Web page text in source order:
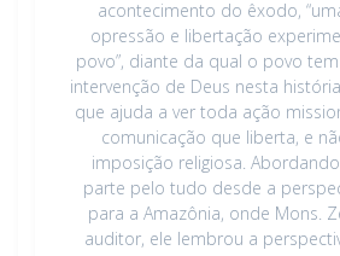
acontecimento do êxodo,
opressão e libertação
povo”, diante da qual o povo
intervenção de Deus nesta
que ajuda a ver toda ação
comunicação que liberta, e
imposição religiosa.
parte pelo tudo desde a
para a Amazônia, onde Mons.
auditor, ele lembrou a